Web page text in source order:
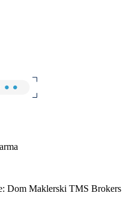
Dom Maklerski TMS Brokers